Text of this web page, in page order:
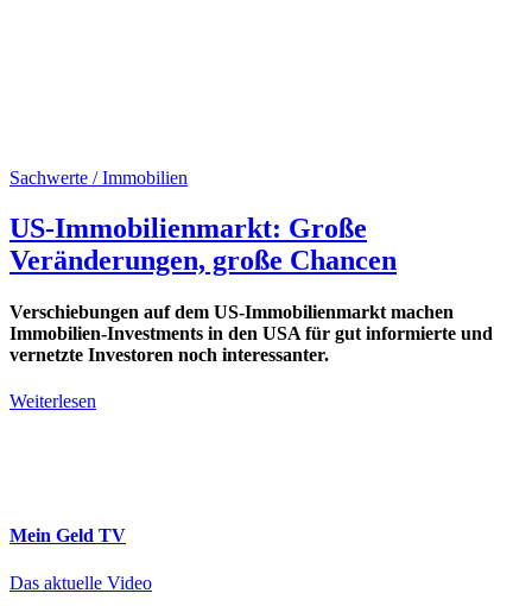
Sachwerte / Immobilien
US-Immobilienmarkt: Große
Veränderungen, große Chancen
Verschiebungen auf dem US-Immobilienmarkt machen
Immobilien-Investments in den USA für gut informierte und
vernetzte Investoren noch interessanter.
Weiterlesen
Mein Geld TV
Das aktuelle Video